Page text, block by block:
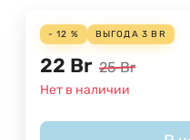
- 12 % ВЫГОДА 3 BR
22 Br 25 Br
Нет в наличии